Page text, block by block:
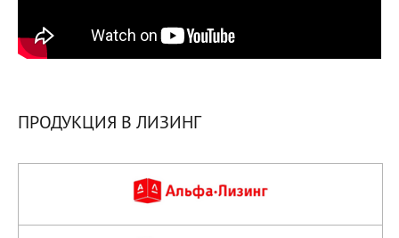
ПРОДУКЦИЯ В ЛИЗИНГ